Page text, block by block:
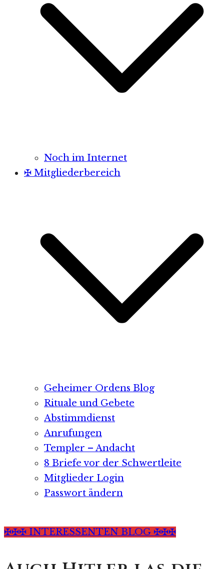
Noch im Internet
✠ Mitgliederbereich
Geheimer Ordens Blog
Rituale und Gebete
Abstimmdienst
Anrufungen
Templer – Andacht
8 Briefe vor der Schwertleite
Mitglieder Login
Passwort ändern
✠✠✠ INTERESSENTEN BLOG ✠✠✠